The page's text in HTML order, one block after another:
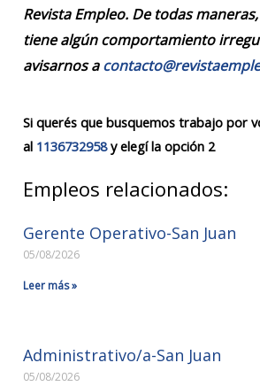
Revista Empleo. De todas
tiene algún comportamiento
avisarnos a
Si querés que busquemos trabajo por
al 1136732958y elegí la opción 2
Empleos relacionados:
Gerente Operativo-San Juan
05/08/2026
Leer más »
Administrativo/a-San Juan
05/08/2026